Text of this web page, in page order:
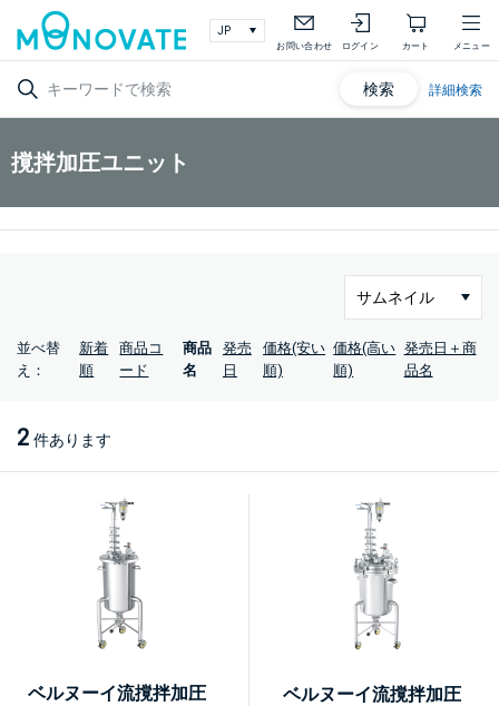
お問い合わせ ログイン カート メニュー
検索 詳細検索
撹拌加圧ユニット
並べ替
え：
新着
順
商品コ
ード
商品
名
発売
日
価格(安い
順)
価格(高い
順)
発売日＋商
品名
2 件あります
ベルヌーイ流撹拌加圧
ベルヌーイ流撹拌加圧